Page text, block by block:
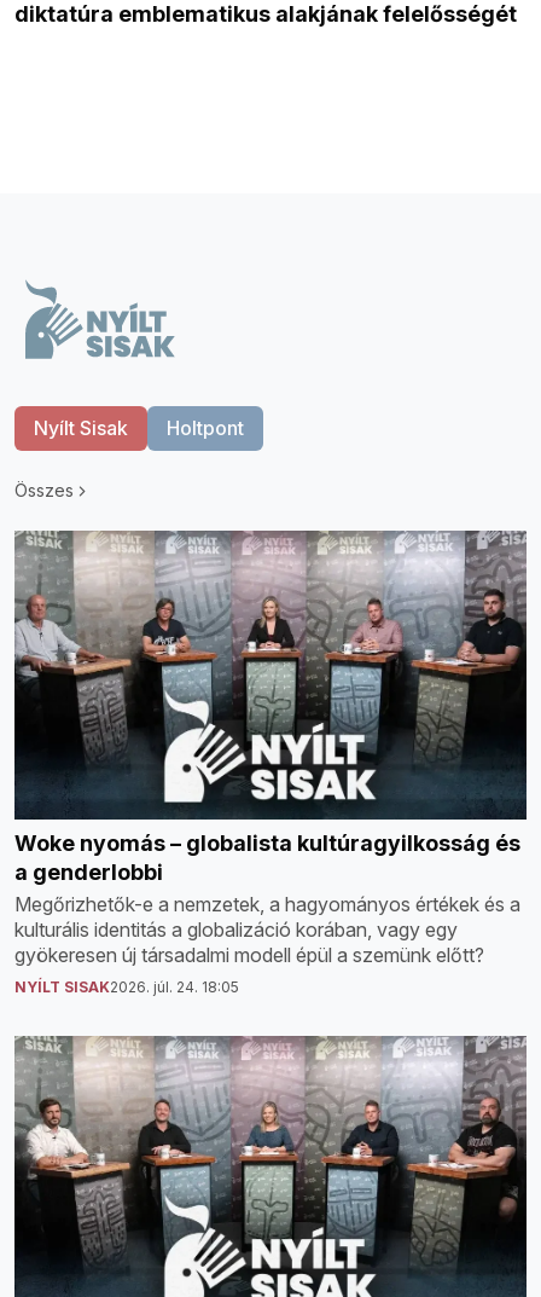
diktatúra emblematikus alakjának felelősségét
Nyílt Sisak Holtpont
Összes
Woke nyomás – globalista kultúragyilkosság és
a genderlobbi
Megőrizhetők-e a nemzetek, a hagyományos értékek és a
kulturális identitás a globalizáció korában, vagy egy
gyökeresen új társadalmi modell épül a szemünk előtt?
NYÍLT SISAK2026. júl. 24. 18:05